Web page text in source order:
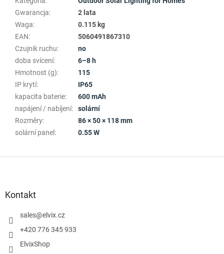
Gwarancja:
2 lata
Waga:
0.115 kg
EAN:
5060491867310
Czujnik ruchu:
no
doba svícení:
6–8 h
Hmotnost (g):
115
IP krytí:
IP65
kapacita baterie:
600 mAh
napájení / nabíjení:
solární
Rozměry:
86 × 50 × 118 mm
solární panel : 0.55 W
Kontakt
sales@elvix.cz
+420 776 345 933
ElvixShop